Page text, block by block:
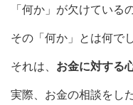
「何か」が欠けている
その「何か」とは何で
それは、 お金に対する
実際、お金の相談をし